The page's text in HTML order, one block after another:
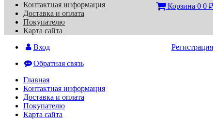
Корзина 0 0 ₽
Контактная информация
Доставка и оплата
Покупателю
Карта сайта
Регистрация
Вход
Обратная связь
Главная
Контактная информация
Доставка и оплата
Покупателю
Карта сайта